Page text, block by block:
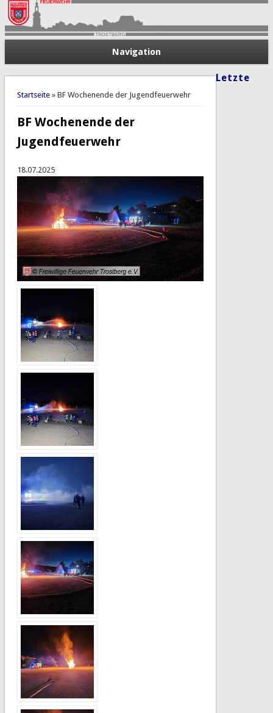
Navigation
Sie sind hier
Startseite» BF Wochenende der Jugendfeuerwehr
BF Wochenende der
Jugendfeuerwehr
18.07.2025
Letzte